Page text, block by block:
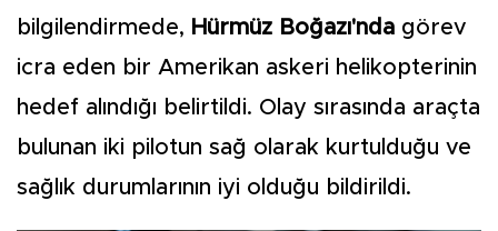
bilgilendirmede, Hürmüz Boğazı'nda görev
icra eden bir Amerikan askeri helikopterinin
hedef alındığı belirtildi. Olay sırasında araçta
bulunan iki pilotun sağ olarak kurtulduğu ve
sağlık durumlarının iyi olduğu bildirildi.